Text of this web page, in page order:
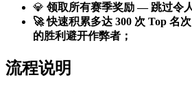
💎 领取所有赛季奖励 — 跳过令
🚀 快速积累多达 300 次 Top 名
的胜利避开作弊者；
流程说明